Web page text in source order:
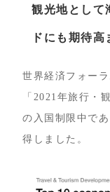
観光地として
ドにも期待高
世界経済フォー
「2021年旅行・
の入国制限中で
得しました。